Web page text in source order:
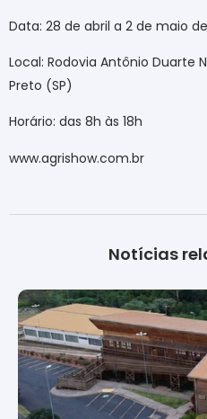
Data: 28 de abril a 2 de maio
Local: Rodovia Antônio Duarte
Preto (SP)
Horário: das 8h às 18h
www.agrishow.com.br
Notícias